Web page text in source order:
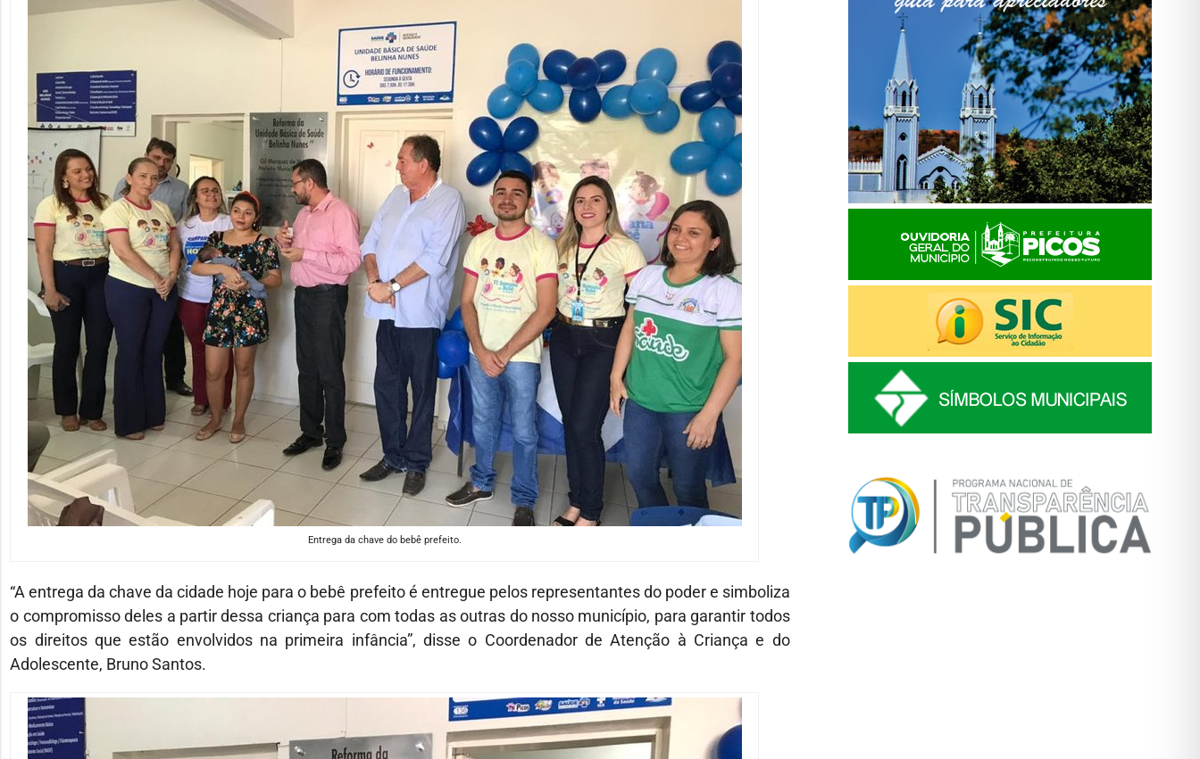
Entrega da chave do bebê prefeito.
“A entrega da chave da cidade hoje para o bebê prefeito é entregue pelos representantes do poder e simboliza
o compromisso deles a partir dessa criança para com todas as outras do nosso município, para garantir todos
os direitos que estão envolvidos na primeira infância”, disse o Coordenador de Atenção à Criança e do
Adolescente, Bruno Santos.